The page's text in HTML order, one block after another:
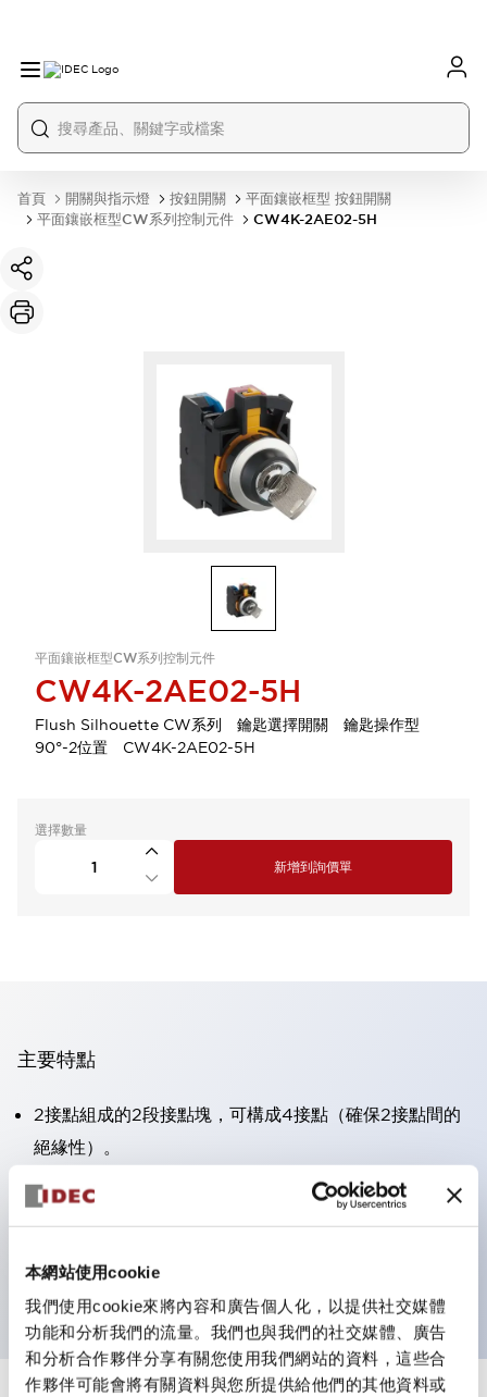
本網站使用cookie
我們使用cookie來將內容和廣告個人化，以提供社交媒體
功能和分析我們的流量。我們也與我們的社交媒體、廣告
和分析合作夥伴分享有關您使用我們網站的資料，這些合
作夥伴可能會將有關資料與您所提供給他們的其他資料或
首頁 開關與指示燈 按鈕開關
平面鑲嵌框型 按鈕開關
平面鑲嵌框型CW系列控制元件
CW4K-2AE02-5H
平面鑲嵌框型CW系列控制元件
CW4K-2AE02-5H
Flush Silhouette CW系列 鑰匙選擇開關 鑰匙操作型
90°-2位置 CW4K-2AE02-5H
選擇數量
新增到詢價單
主要特點
2接點組成的2段接點塊，可構成4接點（確保2接點間的
絕緣性）。
面板深度39.9mm（※11段接點塊）、59.9mm（※22段
接點塊）。可實現省空間設計。
防護結構